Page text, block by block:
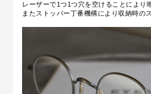
レーザーで1つ1つ穴を空けることにより
またストッパー丁番機構により収納時の